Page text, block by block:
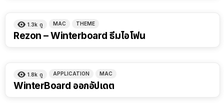
1.3k ดู MAC THEME
Rezon – Winterboard ธีมไอโฟน
1.8k ดู APPLICATION MAC
WinterBoard ออกอัปเดต